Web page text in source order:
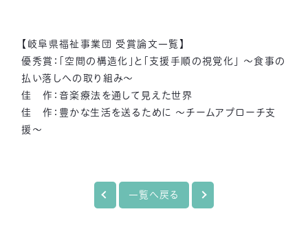
【岐阜県福祉事業団 受賞論文一覧】
優秀賞：「空間の構造化」と「支援手順の視覚化」 ～食事の
払い落しへの取り組み～
佳 作：音楽療法を通して見えた世界
佳 作：豊かな生活を送るために ～チームアプローチ支
援～
一覧へ戻る